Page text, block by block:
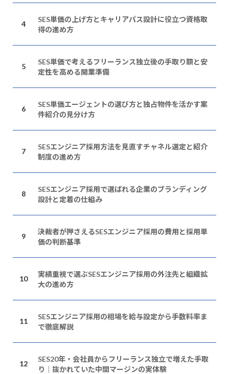
SES単価の上げ方とキャリアパス設計に役立つ資格取
得の進め方
SES単価で考えるフリーランス独立後の手取り額と安
定性を高める開業準備
SES単価エージェントの選び方と独占物件を活かす案
件紹介の見分け方
SESエンジニア採用方法を見直すチャネル選定と紹介
制度の進め方
SESエンジニア採用で選ばれる企業のブランディング
設計と定着の仕組み
決裁者が押さえるSESエンジニア採用の費用と採用単
価の判断基準
実績重視で選ぶSESエンジニア採用の外注先と組織拡
大の進め方
SESエンジニア採用の相場を給与設定から手数料率ま
で徹底解説
SES20年・会社員からフリーランス独立で増えた手取
り｜抜かれていた中間マージンの実体験